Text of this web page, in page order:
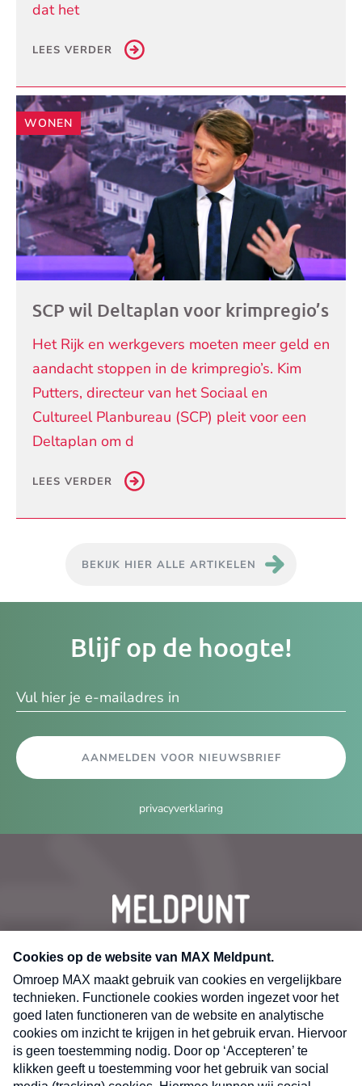
dat het
LEES VERDER
WONEN
SCP wil Deltaplan voor krimpregio’s
Het Rijk en werkgevers moeten meer geld en
aandacht stoppen in de krimpregio’s. Kim
Putters, directeur van het Sociaal en
Cultureel Planbureau (SCP) pleit voor een
Deltaplan om d
LEES VERDER
BEKIJK HIER ALLE ARTIKELEN
Blijf op de hoogte!
AANMELDEN VOOR NIEUWSBRIEF
privacyverklaring
CONTACT
Volg ons op